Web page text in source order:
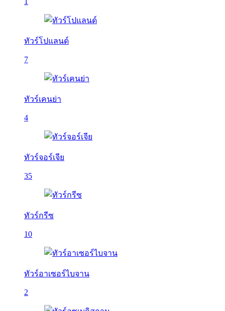
ทัวร์โปแลนด์
7
ทัวร์เคนย่า
4
ทัวร์จอร์เจีย
35
ทัวร์กรีซ
10
ทัวร์อาเซอร์ไบจาน
2